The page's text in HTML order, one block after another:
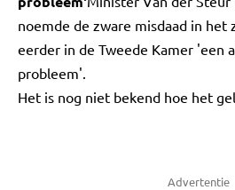
noemde de zware misdaad in het
eerder in de Tweede Kamer 'een
probleem'.
Het is nog niet bekend hoe het
Advertentie